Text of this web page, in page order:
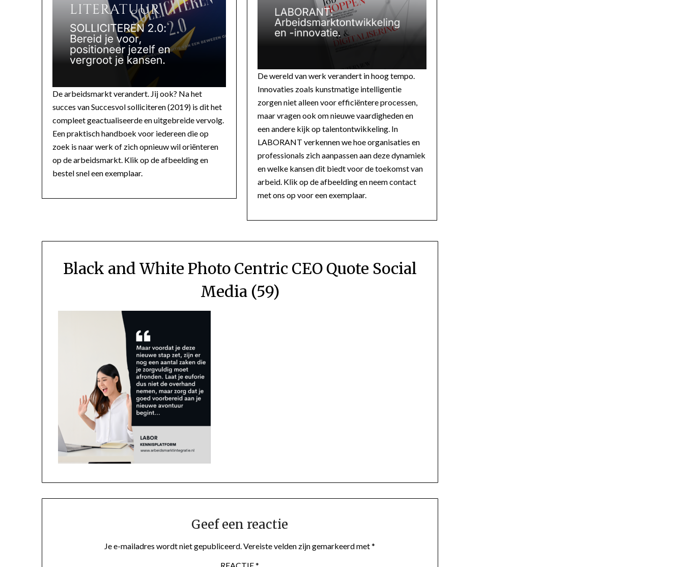
De arbeidsmarkt verandert. Jij ook? Na het
succes van Succesvol solliciteren (2019) is dit het
compleet geactualiseerde en uitgebreide vervolg.
Een praktisch handboek voor iedereen die op
zoek is naar werk of zich opnieuw wil oriënteren
op de arbeidsmarkt. Klik op de afbeelding en
bestel snel een exemplaar.
De wereld van werk verandert in hoog tempo.
Innovaties zoals kunstmatige intelligentie
zorgen niet alleen voor efficiëntere processen,
maar vragen ook om nieuwe vaardigheden en
een andere kijk op talentontwikkeling. In
LABORANT verkennen we hoe organisaties en
professionals zich aanpassen aan deze dynamiek
en welke kansen dit biedt voor de toekomst van
arbeid. Klik op de afbeelding en neem contact
met ons op voor een exemplaar.
Black and White Photo Centric CEO Quote Social
Media (59)
Geef een reactie
Je e-mailadres wordt niet gepubliceerd.Vereiste velden zijn gemarkeerd met*